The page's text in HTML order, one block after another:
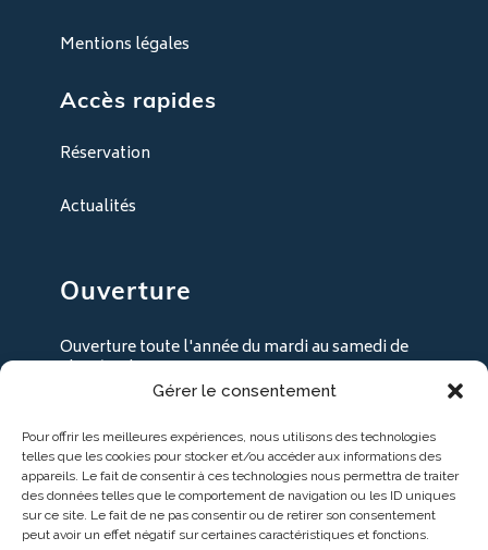
Gérer le consentement
Pour offrir les meilleures expériences, nous utilisons des technologies
telles que les cookies pour stocker et/ou accéder aux informations des
appareils. Le fait de consentir à ces technologies nous permettra de traiter
des données telles que le comportement de navigation ou les ID uniques
sur ce site. Le fait de ne pas consentir ou de retirer son consentement
peut avoir un effet négatif sur certaines caractéristiques et fonctions.
Mentions légales
Accès rapides
Réservation
Actualités
Ouverture
Ouverture toute l'année du mardi au samedi de
9h30 à 18h30